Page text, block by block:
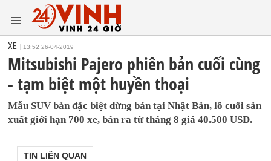
XE 13:52 26-04-2019
Mitsubishi Pajero phiên bản cuối cùng
- tạm biệt một huyền thoại
Mẫu SUV bản đặc biệt dừng bán tại Nhật Bản, lô cuối sản
xuất giới hạn 700 xe, bán ra từ tháng 8 giá 40.500 USD.
TIN LIÊN QUAN